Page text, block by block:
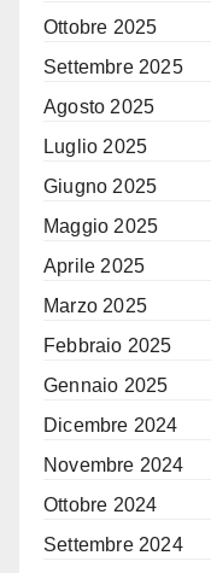
Ottobre 2025
Settembre 2025
Agosto 2025
Luglio 2025
Giugno 2025
Maggio 2025
Aprile 2025
Marzo 2025
Febbraio 2025
Gennaio 2025
Dicembre 2024
Novembre 2024
Ottobre 2024
Settembre 2024